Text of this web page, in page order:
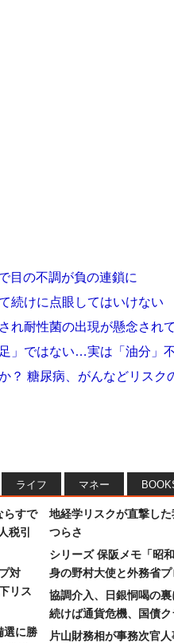
目の不調が負の連鎖に
続けに点眼してはいけない
れ耐性菌の出現が懸念され
」ではない…実は「油分」
？ 糖尿病、がんなどリスク
ライフ マネー
らすで
税引
対
リス
選に勝
地経学リスクが直撃し
つらさ
シリーズ 保阪メモ「昭
身の野村大使と外務省
協調介入、日銀恫喝の
続けば通貨危機、国債
片山財務相が事務次官